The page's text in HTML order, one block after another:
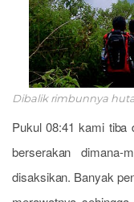
Dibalik rimbunnya
Pukul 08:41 kami tiba
berserakan dimana-
disaksikan. Banyak